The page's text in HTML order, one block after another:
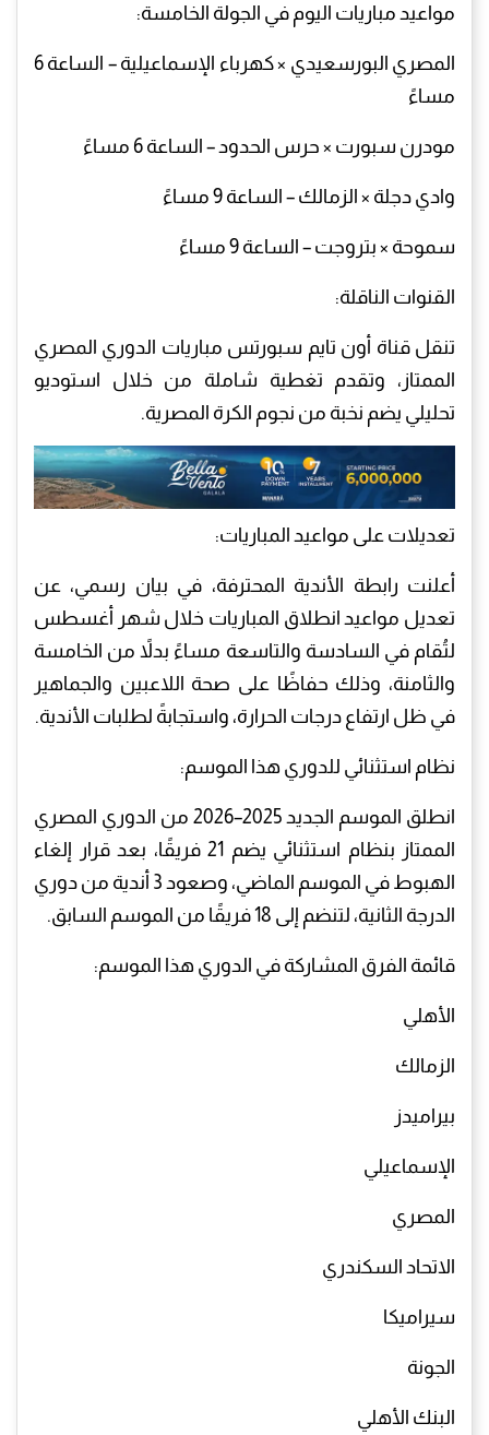
مواعيد مباريات اليوم في الجولة الخامسة:
المصري البورسعيدي × كهرباء الإسماعيلية – الساعة 6
مساءً
مودرن سبورت × حرس الحدود – الساعة 6 مساءً
وادي دجلة × الزمالك – الساعة 9 مساءً
سموحة × بتروجت – الساعة 9 مساءً
القنوات الناقلة:
تنقل قناة أون تايم سبورتس مباريات الدوري المصري
الممتاز، وتقدم تغطية شاملة من خلال استوديو
تحليلي يضم نخبة من نجوم الكرة المصرية.
تعديلات على مواعيد المباريات:
أعلنت رابطة الأندية المحترفة، في بيان رسمي، عن
تعديل مواعيد انطلاق المباريات خلال شهر أغسطس
لتُقام في السادسة والتاسعة مساءً بدلاً من الخامسة
والثامنة، وذلك حفاظًا على صحة اللاعبين والجماهير
في ظل ارتفاع درجات الحرارة، واستجابةً لطلبات الأندية.
نظام استثنائي للدوري هذا الموسم:
انطلق الموسم الجديد 2025–2026 من الدوري المصري
الممتاز بنظام استثنائي يضم 21 فريقًا، بعد قرار إلغاء
الهبوط في الموسم الماضي، وصعود 3 أندية من دوري
الدرجة الثانية، لتنضم إلى 18 فريقًا من الموسم السابق.
قائمة الفرق المشاركة في الدوري هذا الموسم:
الأهلي
الزمالك
بيراميدز
الإسماعيلي
المصري
الاتحاد السكندري
سيراميكا
الجونة
البنك الأهلي